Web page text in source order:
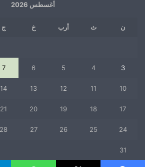
أغسطس 2026
ن ث أرب خ ج
3
4
5
6
7
10
11
12
13
14
17
18
19
20
21
24
25
26
27
28
31